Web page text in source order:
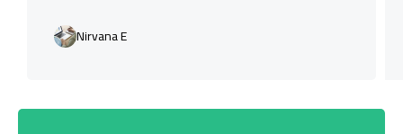
Nirvana E